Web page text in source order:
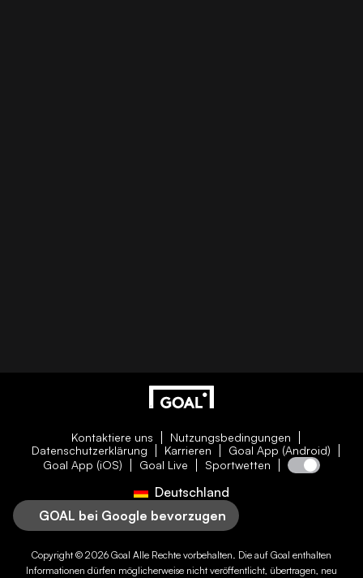
Kontaktiere uns
Nutzungsbedingungen
Datenschutzerklärung
Karrieren
Goal App (Android)
Goal App (iOS)
Goal Live Sportwetten
Deutschland
GOAL bei Google bevorzugen
Copyright © 2026 Goal Alle Rechte vorbehalten. Die auf Goal enthalten
Informationen dürfen möglicherweise nicht veröffentlicht, übertragen, neu